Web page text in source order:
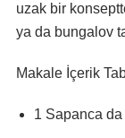
uzak bir
ya da bungalov
Makale İçerik
1 Sapanca da